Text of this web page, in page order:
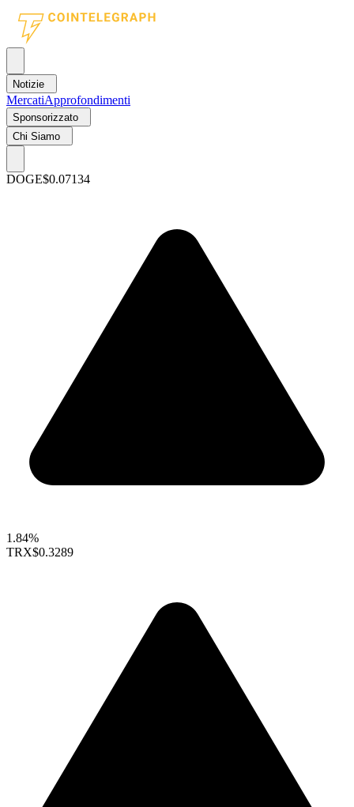
Notizie
MercatiApprofondimenti
Sponsorizzato
Chi Siamo
DOGE$0.07134
1.84%
TRX$0.3289